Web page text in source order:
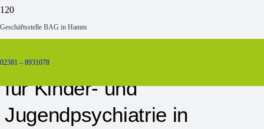
Geschäftsstelle BAG in Hamm
02381 – 8931078
Wir sind der junge
innovative Berufsverband
für Kinder- und
Jugendpsychiatrie in